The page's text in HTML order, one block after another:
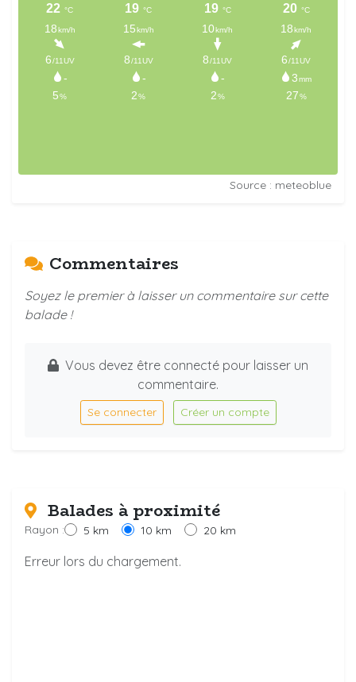
Source : meteoblue
Commentaires
Soyez le premier à laisser un commentaire sur cette
balade !
Vous devez être connecté pour laisser un
commentaire.
Se connecter Créer un compte
Balades à proximité
Rayon : 5 km 10 km 20 km
Erreur lors du chargement.